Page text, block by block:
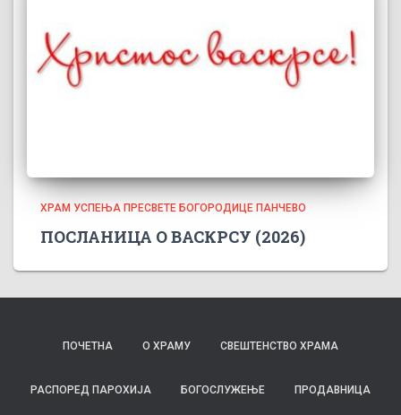
ХРАМ УСПЕЊА ПРЕСВЕТЕ БОГОРОДИЦЕ ПАНЧЕВО
ПОСЛАНИЦА О ВАСКРСУ (2026)
ПОЧЕТНА О ХРАМУ СВЕШТЕНСТВО ХРАМА
РАСПОРЕД ПАРОХИЈА БОГОСЛУЖЕЊЕ ПРОДАВНИЦА